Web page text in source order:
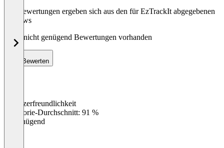
Die Bewertungen ergeben sich aus den für EzTrackIt abgegebenen
Reviews
Noch nicht genügend Bewertungen vorhanden
Bewerten
Benutzerfreundlichkeit
Kategorie-Durchschnitt: 91 %
Ungenügend